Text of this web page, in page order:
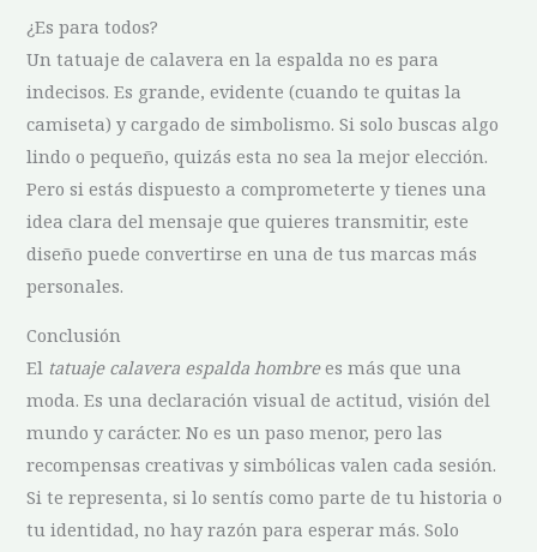
¿Es para todos?
Un tatuaje de calavera en la espalda no es para
indecisos. Es grande, evidente (cuando te quitas la
camiseta) y cargado de simbolismo. Si solo buscas algo
lindo o pequeño, quizás esta no sea la mejor elección.
Pero si estás dispuesto a comprometerte y tienes una
idea clara del mensaje que quieres transmitir, este
diseño puede convertirse en una de tus marcas más
personales.
Conclusión
El tatuaje calavera espalda hombrees más que una
moda. Es una declaración visual de actitud, visión del
mundo y carácter. No es un paso menor, pero las
recompensas creativas y simbólicas valen cada sesión.
Si te representa, si lo sentís como parte de tu historia o
tu identidad, no hay razón para esperar más. Solo